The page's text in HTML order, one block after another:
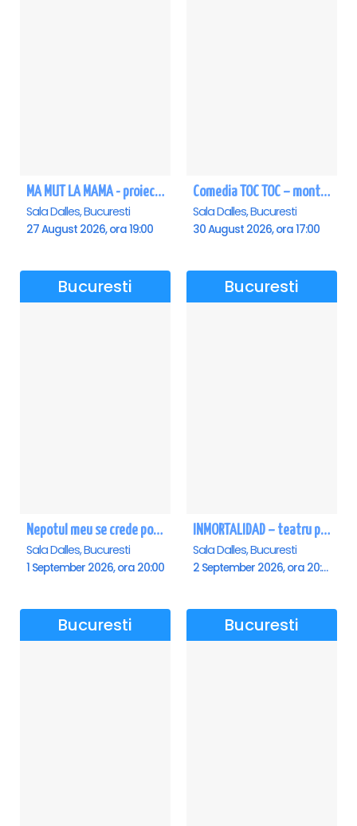
MA MUT LA MAMA - proiectie film Dalles
Sala Dalles, Bucuresti
27 August 2026, ora 19:00
Comedia TOC TOC – montarea originală
Sala Dalles, Bucuresti
30 August 2026, ora 17:00
Bucuresti
Nepotul meu se crede poet - Sala Dalles
Sala Dalles, Bucuresti
1 September 2026, ora 20:00
Bucuresti
INMORTALIDAD – teatru poetic cu Magda Catone & Maxim Belciug
Sala Dalles, Bucuresti
2 September 2026, ora 20:00
Bucuresti Bucuresti